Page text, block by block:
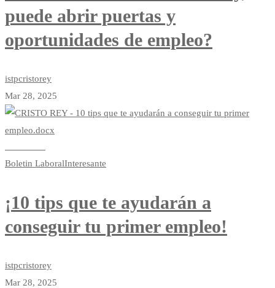
puede abrir puertas y
oportunidades de empleo?
istpcristorey
Mar 28, 2025
Boletin LaboralInteresante
¡10 tips que te ayudarán a
conseguir tu primer empleo!
istpcristorey
Mar 28, 2025